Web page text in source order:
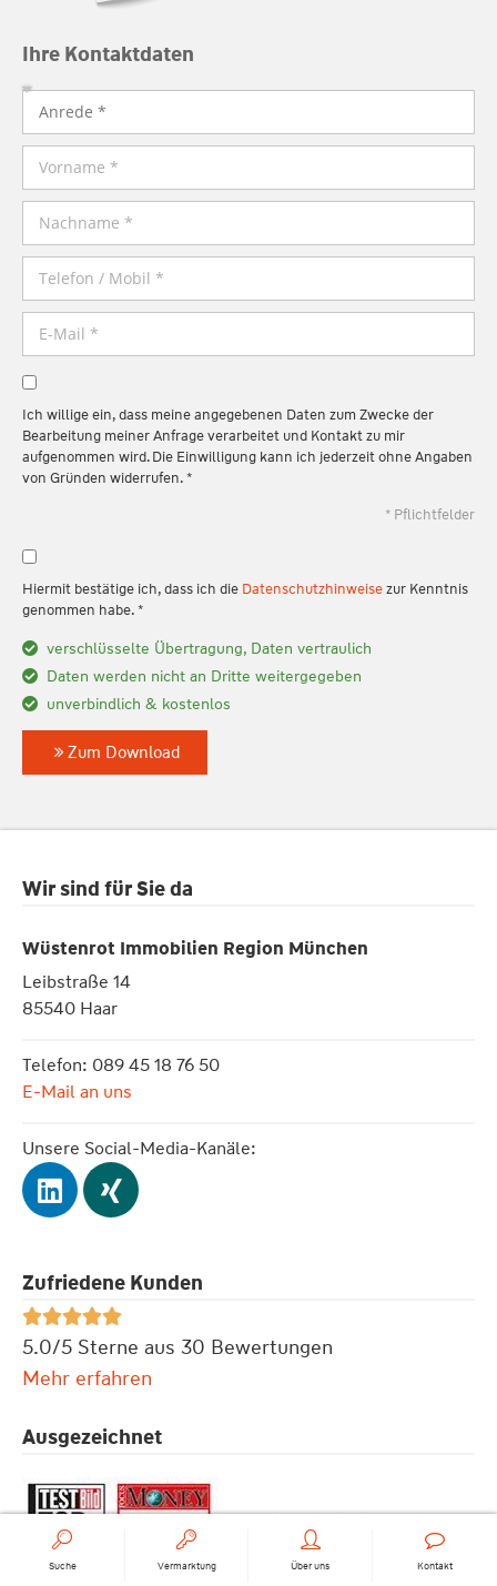
Wir sind für Sie da
Wüstenrot Immobilien Region München
Leibstraße 14
85540 Haar
Telefon: 089 45 18 76 50
E-Mail an uns
Unsere Social-Media-Kanäle:
Zufriedene Kunden

5.0/5 Sterne aus 30 Bewertungen
Mehr erfahren
Ausgezeichnet
Suche Vermarktung Über uns Kontakt
Ihre Kontaktdaten
Ich willige ein, dass meine angegebenen Daten zum Zwecke der
Bearbeitung meiner Anfrage verarbeitet und Kontakt zu mir
aufgenommen wird. Die Einwilligung kann ich jederzeit ohne Angaben
von Gründen widerrufen. *
* Pflichtfelder
Hiermit bestätige ich, dass ich die Datenschutzhinweisezur Kenntnis
genommen habe. *
verschlüsselte Übertragung, Daten vertraulich
Daten werden nicht an Dritte weitergegeben
unverbindlich & kostenlos
Zum Download